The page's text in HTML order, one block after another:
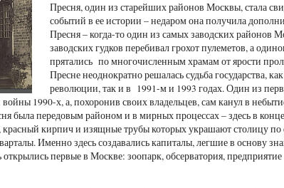
Пресня, один из старейших районов Москвы, стала
событий в ее истории – недаром она получила
Пресня – когда-то один из самых заводских районов
заводских гудков перебивал грохот пулеметов, а
прятались по многочисленным храмам от ярости
Пресне неоднократно решалась судьба государства,
революции, так и в 1991-м и 1993 годах. Один из
1990-х, а, похоронив своих владельцев, сам канул в
была передовым районом и в мирных процессах – здесь в
кирпич и изящные трубы которых украшают столицу по
Именно здесь создавались капиталы, легшие в основу
первые в Москве: зоопарк, обсерватория,